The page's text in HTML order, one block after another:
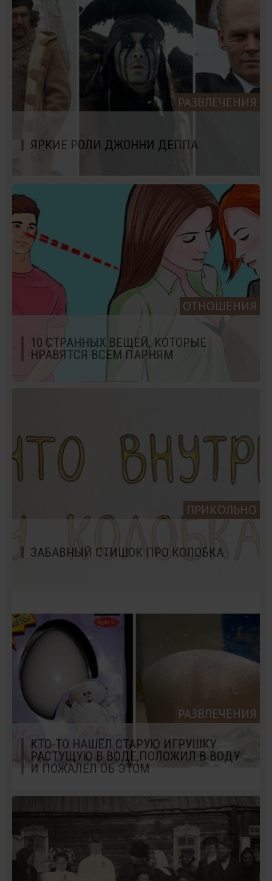
РАЗВЛЕЧЕНИЯ
ЯРКИЕ РОЛИ ДЖОННИ ДЕППА
ОТНОШЕНИЯ
10 СТРАННЫХ ВЕЩЕЙ, КОТОРЫЕ
НРАВЯТСЯ ВСЕМ ПАРНЯМ
ПРИКОЛЬНО
ЗАБАВНЫЙ СТИШОК ПРО КОЛОБКА
РАЗВЛЕЧЕНИЯ
КТО-ТО НАШЁЛ СТАРУЮ ИГРУШКУ
РАСТУЩУЮ В ВОДЕ,ПОЛОЖИЛ В ВОДУ
И ПОЖАЛЕЛ ОБ ЭТОМ